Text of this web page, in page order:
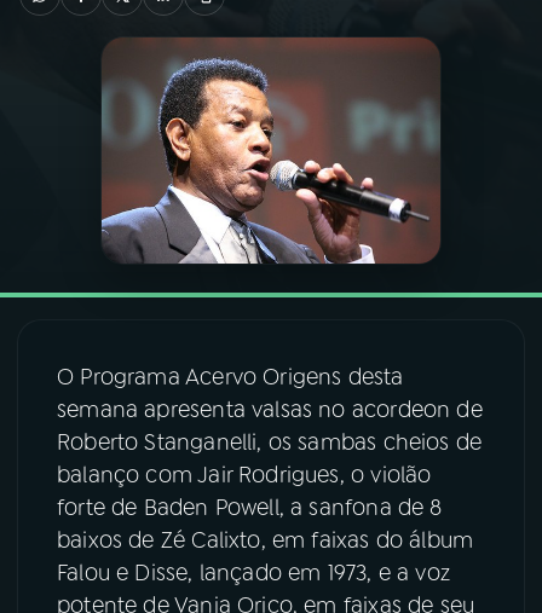
PROGRAMAÇÃO
PROGRAMAS
PODCASTS
06VIDEOCASTS
07ÚLTIMAS
08FESTIVAL DE MÚSICA
ACOMPANHE A RÁDIO NACIONAL
YouTube Facebook
O Programa Acervo Origens desta
semana apresenta valsas no acordeon de
Roberto Stanganelli, os sambas cheios de
balanço com Jair Rodrigues, o violão
forte de Baden Powell, a sanfona de 8
baixos de Zé Calixto, em faixas do álbum
Falou e Disse, lançado em 1973, e a voz
potente de Vanja Orico, em faixas de seu